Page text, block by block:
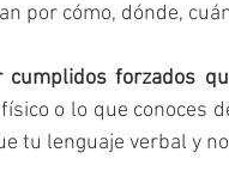
por cómo, dónde,
cumplidos forzados
o lo que conoces
tu lenguaje verbal y